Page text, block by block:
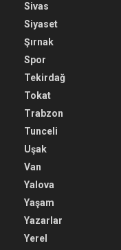
Sivas
Siyaset
Şırnak
Spor
Tekirdağ
Tokat
Trabzon
Tunceli
Uşak
Van
Yalova
Yaşam
Yazarlar
Yerel